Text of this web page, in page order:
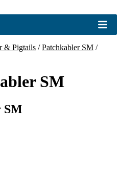
& Pigtails /Patchkabler SM /
SM
SM